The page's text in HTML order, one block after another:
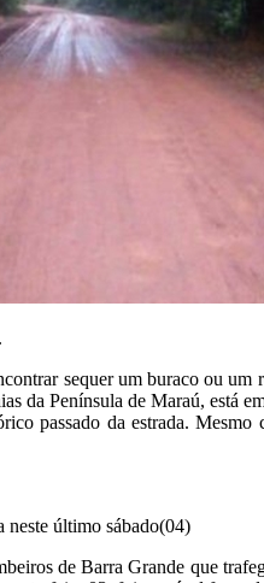
sequer um buraco ou
da Península de Maraú, está
passado da estrada.
neste último sábado(04)
de Barra Grande que